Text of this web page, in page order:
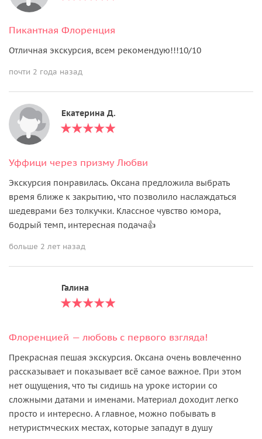
Пикантная Флоренция
Отличная экскурсия, всем рекомендую!!!10/10
почти 2 года назад
Екатерина Д.
Уффици через призму Любви
Экскурсия понравилась. Оксана предложила выбрать
время ближе к закрытию, что позволило наслаждаться
шедеврами без толкучки. Классное чувство юмора,
бодрый темп, интересная подача👍
больше 2 лет назад
Галина
Флоренцией — любовь с первого взгляда!
Прекрасная пешая экскурсия. Оксана очень вовлеченно
рассказывает и показывает всё самое важное. При этом
нет ощущения, что ты сидишь на уроке истории со
сложными датами и именами. Материал доходит легко
просто и интересно. А главное, можно побывать в
нетуристмческих местах, которые западут в душу